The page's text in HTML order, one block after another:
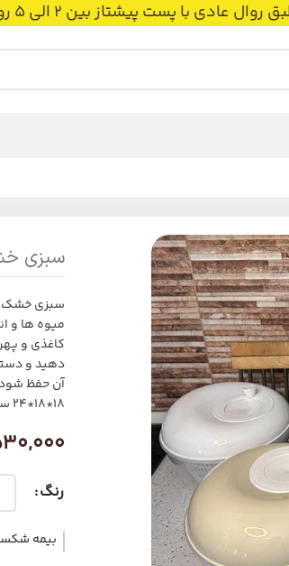
پست پیشتاز بین 2 الی 5 روز کاری درحال انجام می باشد.
سبزی
سبزی خشک
میوه ها و
کاغذی و
دهید و
آن حفظ
18*18*24 سانتی‌متر قابل شست‌و‌شو در ماشین ظرف‌شویی دارای محفظه برای نگهداری طولانی مدت سبزیجات
رنگ
بیمه